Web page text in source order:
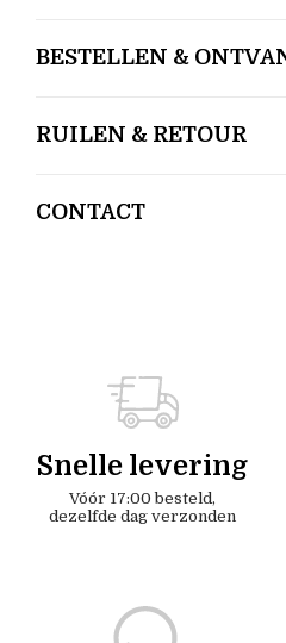
BESTELLEN &
RUILEN & RETOUR
CONTACT
Snelle levering
Vóór 17:00 besteld,
dezelfde dag verzonden